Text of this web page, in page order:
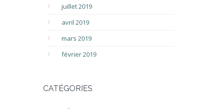
juillet 2019
avril 2019
mars 2019
février 2019
CATÉGORIES